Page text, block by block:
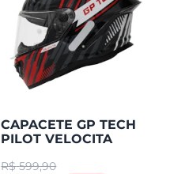
CAPACETE GP TECH
PILOT VELOCITA
R$ 599,90